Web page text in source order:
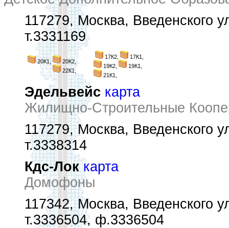
117279, Москва, Введенского
т.3331169
20К1,
20К2,
22К1,
17К2,
17К1,
19К2,
19К1,
21К1,
Эдельвейс карта
Жилищно-Строительные
117279, Москва, Введенского
т.3338314
Кдс-Лок карта
Домофоны
117342, Москва, Введенского
т.3336504, ф.3336504